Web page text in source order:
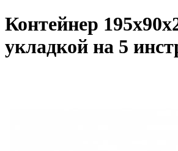
Контейнер
укладкой на 5